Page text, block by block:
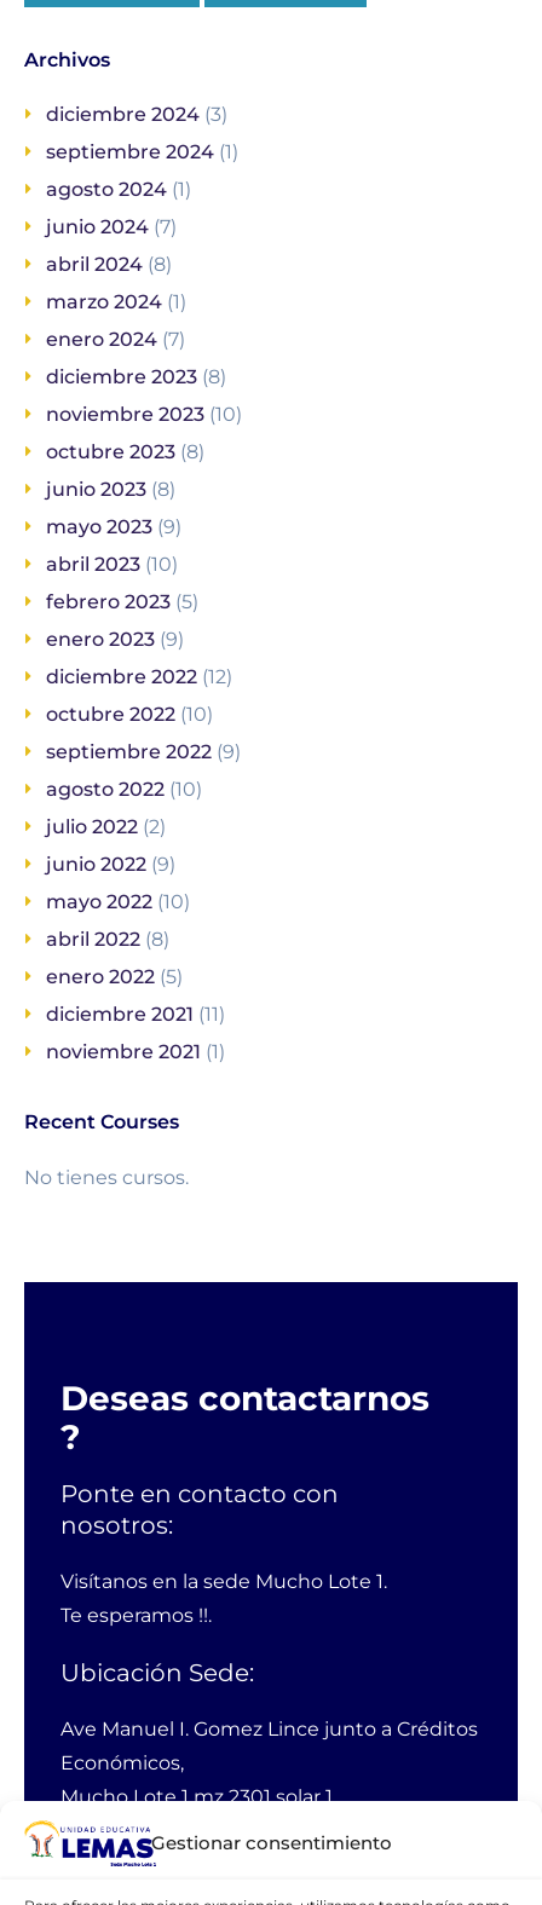
Gestionar consentimiento
Archivos
diciembre 2024 (3)
septiembre 2024 (1)
agosto 2024 (1)
junio 2024 (7)
abril 2024 (8)
marzo 2024 (1)
enero 2024 (7)
diciembre 2023 (8)
noviembre 2023 (10)
octubre 2023 (8)
junio 2023 (8)
mayo 2023 (9)
abril 2023 (10)
febrero 2023 (5)
enero 2023 (9)
diciembre 2022 (12)
octubre 2022 (10)
septiembre 2022 (9)
agosto 2022 (10)
julio 2022 (2)
junio 2022 (9)
mayo 2022 (10)
abril 2022 (8)
enero 2022 (5)
diciembre 2021 (11)
noviembre 2021 (1)
Recent Courses
No tienes cursos.
Deseas contactarnos
?
Ponte en contacto con
nosotros:
Visítanos en la sede Mucho Lote 1.
Te esperamos !!.
Ubicación Sede:
Ave Manuel I. Gomez Lince junto a Créditos
Económicos,
Mucho Lote 1 mz 2301 solar 1
Guayaquil Ecuador